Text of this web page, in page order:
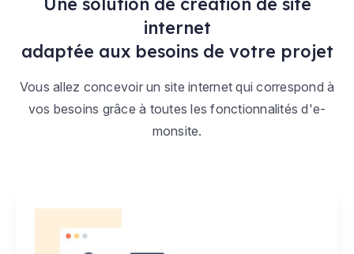
internet
adaptée aux besoins de votre projet
Vous allez concevoir un site internet qui correspond à
vos besoins grâce à toutes les fonctionnalités d'e-
monsite.